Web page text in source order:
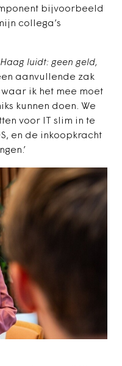
bijvoorbeeld
collega’s
luidt: geen geld,
aanvullende zak
ik het mee moet
kunnen doen. We
voor IT slim in te
en de inkoopkracht